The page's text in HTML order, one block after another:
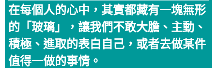
在每個人的心中，其實都藏有一塊無形
的「玻璃」，讓我們不敢大膽、主動、
積極、進取的表白自己，或者去做某件
值得一做的事情。